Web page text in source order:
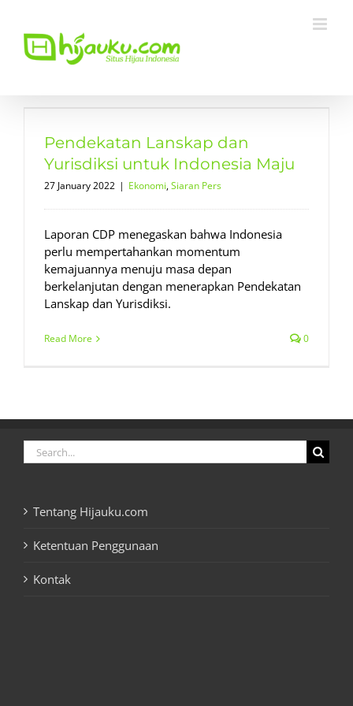
content
Pendekatan Lanskap dan
Yurisdiksi untuk Indonesia Maju
27 January 2022 | Ekonomi,Siaran Pers
Laporan CDP menegaskan bahwa Indonesia
perlu mempertahankan momentum
kemajuannya menuju masa depan
berkelanjutan dengan menerapkan Pendekatan
Lanskap dan Yurisdiksi.
Read More 0
Search
for:
Tentang Hijauku.com
Ketentuan Penggunaan
Kontak